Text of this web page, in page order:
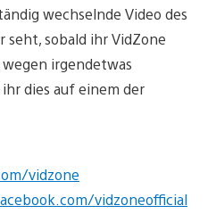
wechselnde Video des
seht, sobald ihr VidZone
irgendetwas
dies auf einem der
vidzone
vidzoneofficial